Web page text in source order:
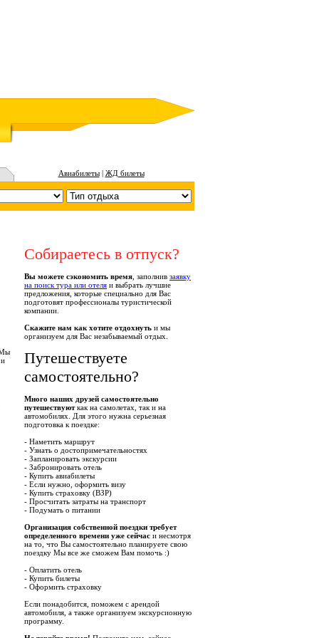
Авиабилеты| ЖД билеты
Мы
Собираетесь в отпуск?
Вы можете сэкономить время , заполнив заявку
на поиск тура или отеля и выбрать лучшие
предложения, которые специально для Вас
подготовят профессионалы туристической
компании.
Скажите нам как хотите отдохнуть и мы
организуем для Вас незабываемый отдых.
Путешествуете
самостоятельно?
Много наших друзей самостоятельно
путешествуюткак на самолетах, так и на
автомобилях. Для этого нужна серьезная
подготовка к поездке:
- Наметить маршрут
- Узнать о достопримечательностях
- Запланировать экскурсии
- Забронировать отель
- Купить авиабилеты
- Если нужно, оформить визу
- Купить страховку (ВЗР)
- Просчитать затраты на транспорт
- Подумать о питании
Организация собственной поездки требует
определенного времени уже сейчас и несмотря
на то, что Вы самостоятельно планируете свою
поездку Мы все же сможем Вам помочь :)
- Оплатить отель
- Купить билеты
- Оформить страховку
Если понадобится, поможем с арендой
автомобиля, а также организуем экскурсионную
программу.